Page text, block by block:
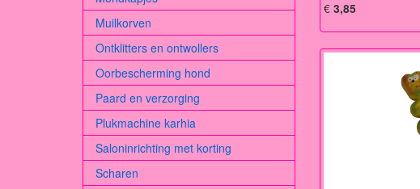
Muilkorven
Ontklitters en ontwollers
Oorbescherming hond
Paard en verzorging
Plukmachine karhia
Saloninrichting met korting
Scharen
€ 3,85